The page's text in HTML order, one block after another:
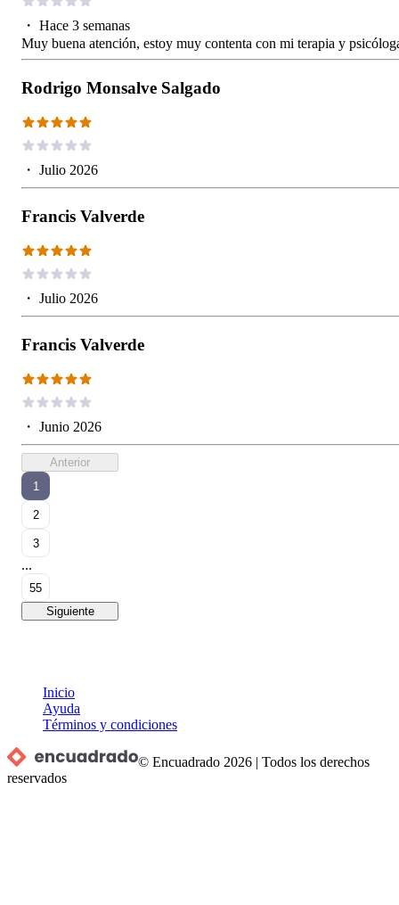
・ Hace 3 semanas
Muy buena atención, estoy muy contenta con mi terapia y
Rodrigo Monsalve Salgado
・ Julio 2026
Francis Valverde
・ Julio 2026
Francis Valverde
・ Junio 2026
Anterior
1
2
3
...
55
Siguiente
Inicio
Ayuda
Términos y condiciones
© Encuadrado 2026 |Todos los derechos
reservados